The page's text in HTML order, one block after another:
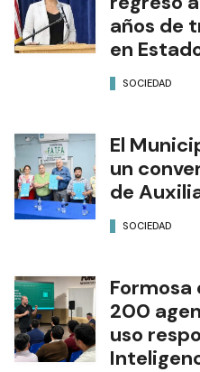
años de
en
SOCIEDAD
El
un
de
SOCIEDAD
200
uso